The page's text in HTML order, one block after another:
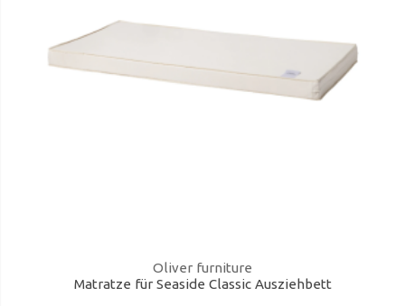
Oliver furniture
Matratze für Seaside Classic Ausziehbett